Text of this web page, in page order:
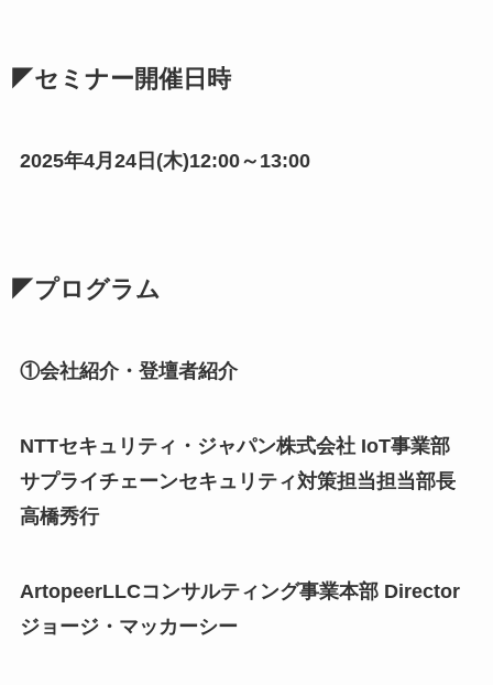
◤セミナー開催日時
2025年4月24日(木)12:00～13:00
◤プログラム
①会社紹介・登壇者紹介
NTTセキュリティ・ジャパン株式会社 IoT事業部
サプライチェーンセキュリティ対策担当担当部長
高橋秀行
ArtopeerLLCコンサルティング事業本部 Director
ジョージ・マッカーシー